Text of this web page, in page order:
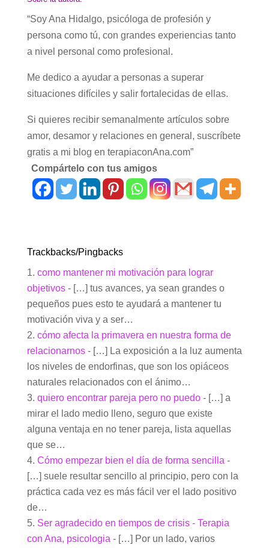
“Soy Ana Hidalgo, psicóloga de profesión y
persona como tú, con grandes experiencias tanto
a nivel personal como profesional.
Me dedico a ayudar a personas a superar
situaciones difíciles y salir fortalecidas de ellas.
Si quieres recibir semanalmente artículos sobre
amor, desamor y relaciones en general, suscríbete
gratis a mi blog en terapiaconAna.com”
Compártelo con tus amigos
Trackbacks/Pingbacks
como mantener mi motivación para lograr
objetivos- […] tus avances, ya sean grandes o
pequeños pues esto te ayudará a mantener tu
motivación viva y a ser…
cómo afecta la primavera en nuestra forma de
relacionarnos- […] La exposición a la luz aumenta
los niveles de endorfinas, que son los opiáceos
naturales relacionados con el ánimo…
quiero encontrar pareja pero no puedo- […] a
mirar el lado medio lleno, seguro que existe
alguna ventaja en no tener pareja, lista aquellas
que se…
Cómo empezar bien el día de forma sencilla -
[…] suele resultar sencillo al principio, pero con la
práctica cada vez es más fácil ver el lado positivo
de…
Ser agradecido en tiempos de crisis - Terapia
con Ana, psicologia - […] Por un lado, varios